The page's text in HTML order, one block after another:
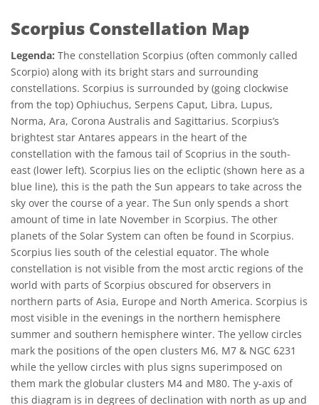
Scorpius Constellation Map
Legenda: The constellation Scorpius (often commonly called
Scorpio) along with its bright stars and surrounding
constellations. Scorpius is surrounded by (going clockwise
from the top) Ophiuchus, Serpens Caput, Libra, Lupus,
Norma, Ara, Corona Australis and Sagittarius. Scorpius’s
brightest star Antares appears in the heart of the
constellation with the famous tail of Scoprius in the south-
east (lower left). Scorpius lies on the ecliptic (shown here as a
blue line), this is the path the Sun appears to take across the
sky over the course of a year. The Sun only spends a short
amount of time in late November in Scorpius. The other
planets of the Solar System can often be found in Scorpius.
Scorpius lies south of the celestial equator. The whole
constellation is not visible from the most arctic regions of the
world with parts of Scorpius obscured for observers in
northern parts of Asia, Europe and North America. Scorpius is
most visible in the evenings in the northern hemisphere
summer and southern hemisphere winter. The yellow circles
mark the positions of the open clusters M6, M7 & NGC 6231
while the yellow circles with plus signs superimposed on
them mark the globular clusters M4 and M80. The y-axis of
this diagram is in degrees of declination with north as up and